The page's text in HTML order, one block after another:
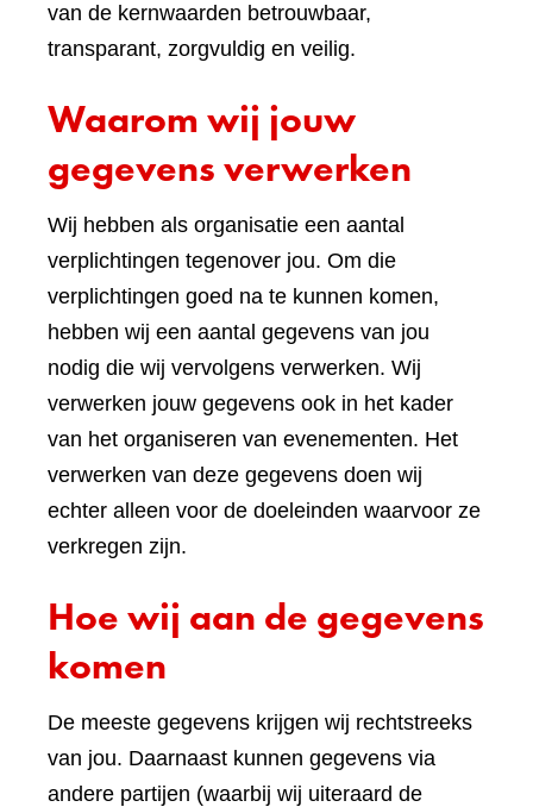
van de kernwaarden betrouwbaar,
transparant, zorgvuldig en veilig.
Waarom wij jouw
gegevens verwerken
Wij hebben als organisatie een aantal
verplichtingen tegenover jou. Om die
verplichtingen goed na te kunnen komen,
hebben wij een aantal gegevens van jou
nodig die wij vervolgens verwerken. Wij
verwerken jouw gegevens ook in het kader
van het organiseren van evenementen. Het
verwerken van deze gegevens doen wij
echter alleen voor de doeleinden waarvoor ze
verkregen zijn.
Hoe wij aan de gegevens
komen
De meeste gegevens krijgen wij rechtstreeks
van jou. Daarnaast kunnen gegevens via
andere partijen (waarbij wij uiteraard de